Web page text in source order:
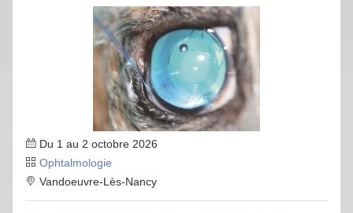
Du 1 au 2 octobre 2026
Ophtalmologie
Vandoeuvre-Lès-Nancy